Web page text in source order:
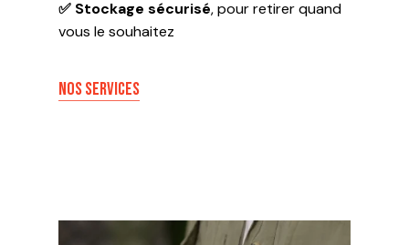
✅ Stockage sécurisé, pour retirer quand
vous le souhaitez
NOS SERVICES